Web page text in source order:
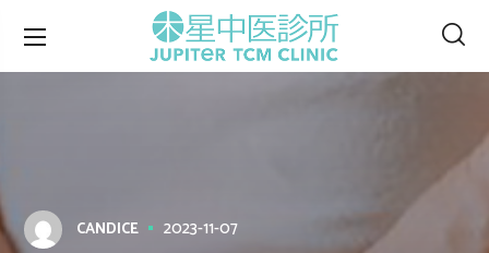
CANDICE 2023-11-07